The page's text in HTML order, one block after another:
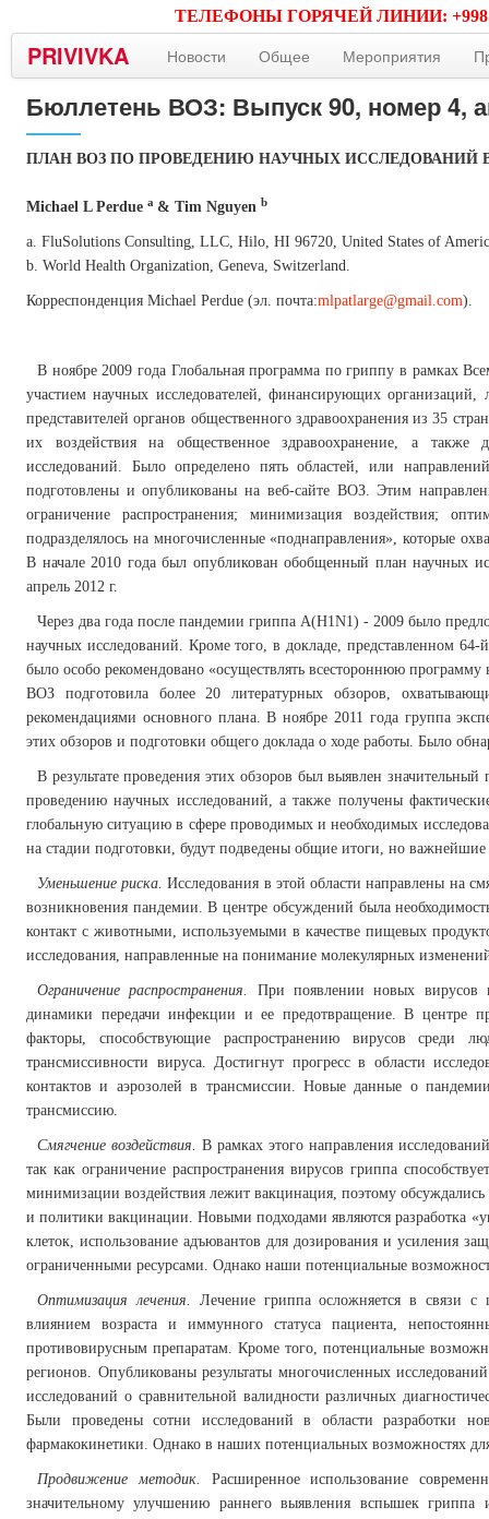
ТЕЛЕФОНЫ ГОРЯЧЕЙ ЛИНИИ: +998 (71)
PRIVIVKA Новости Общее Мероприятия
Бюллетень ВОЗ: Выпуск 90, номер 4,
ПЛАН ВОЗ ПО ПРОВЕДЕНИЮ НАУЧНЫХ ИССЛЕДОВАНИЙ
Michael L Perdue a & Tim Nguyen b
a. FluSolutions Consulting, LLC, Hilo, HI 96720, United States of
b. World Health Organization, Geneva, Switzerland.
Корреспонденция Michael Perdue (эл. почта:mlpatlarge@gmail.com).
В ноябре 2009 года Глобальная программа по гриппу в рамках
участием научных исследователей, финансирующих
представителей органов общественного здравоохранения из 35
их воздействия на общественное здравоохранение, а также
исследований. Было определено пять областей, или
подготовлены и опубликованы на веб-сайте ВОЗ. Этим
ограничение распространения; минимизация воздействия;
подразделялось на многочисленные «поднаправления», которые
В начале 2010 года был опубликован обобщенный план научных
апрель 2012 г.
Через два года после пандемии гриппа A(H1N1) - 2009 было
научных исследований. Кроме того, в докладе, представленном
было особо рекомендовано «осуществлять всестороннюю
ВОЗ подготовила более 20 литературных обзоров,
рекомендациями основного плана. В ноябре 2011 года группа
этих обзоров и подготовки общего доклада о ходе работы. Было
В результате проведения этих обзоров был выявлен
проведению научных исследований, а также получены
глобальную ситуацию в сфере проводимых и необходимых
на стадии подготовки, будут подведены общие итоги, но
Уменьшение риска.Исследования в этой области направлены на
возникновения пандемии. В центре обсуждений была
контакт с животными, используемыми в качестве пищевых
исследования, направленные на понимание молекулярных
Ограничение распространения.
При появлении новых вирусов
динамики передачи инфекции и ее предотвращение. В центре
факторы, способствующие распространению вирусов среди
трансмиссивности вируса. Достигнут прогресс в области
контактов и аэрозолей в трансмиссии. Новые данные о
трансмиссию.
Смягчение воздействия. В рамках этого направления
так как ограничение распространения вирусов гриппа
минимизации воздействия лежит вакцинация, поэтому
и политики вакцинации. Новыми подходами являются разработка
клеток, использование адъювантов для дозирования и усиления
ограниченными ресурсами. Однако наши потенциальные
Оптимизация лечения. Лечение гриппа осложняется в связи
влиянием возраста и иммунного статуса пациента,
противовирусным препаратам. Кроме того, потенциальные
регионов. Опубликованы результаты многочисленных
исследований о сравнительной валидности различных
Были проведены сотни исследований в области разработки
фармакокинетики. Однако в наших потенциальных возможностях
Продвижение методик.
Расширенное использование
значительному улучшению раннего выявления вспышек